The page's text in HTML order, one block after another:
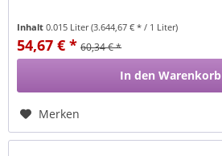
Inhalt0.015 Liter(3.644,67 € * / 1 Liter)
54,67 € * 60,34 € *
In den Warenkorb
Merken